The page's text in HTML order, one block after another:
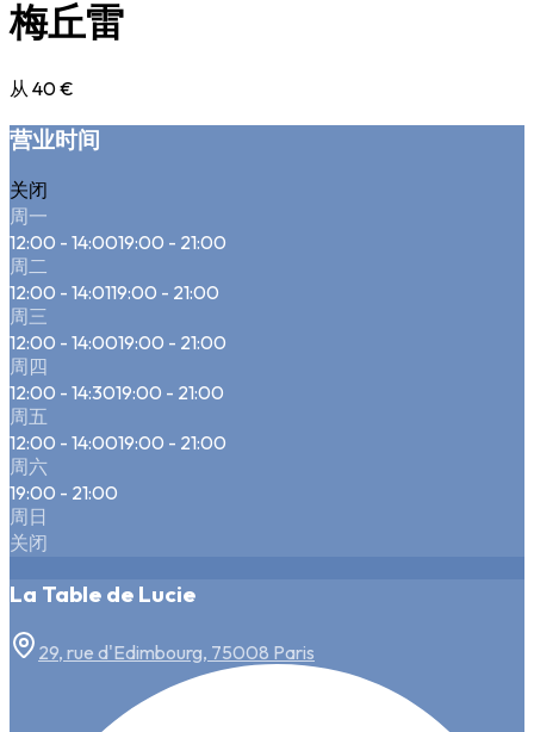
梅丘雷
从 40 €
营业时间
关闭
周一
12:00 - 14:0019:00 - 21:00
周二
12:00 - 14:0119:00 - 21:00
周三
12:00 - 14:0019:00 - 21:00
周四
12:00 - 14:3019:00 - 21:00
周五
12:00 - 14:0019:00 - 21:00
周六
19:00 - 21:00
周日
关闭
La Table de Lucie
29, rue d'Edimbourg, 75008 Paris